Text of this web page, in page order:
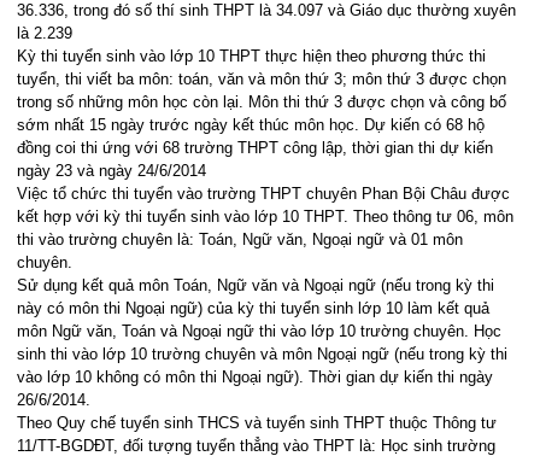
36.336, trong đó số thí sinh THPT là 34.097 và Giáo dục thường xuyên
là 2.239
Kỳ thi tuyển sinh vào lớp 10 THPT thực hiện theo phương thức thi
tuyển, thi viết ba môn: toán, văn và môn thứ 3; môn thứ 3 được chọn
trong số những môn học còn lại. Môn thi thứ 3 được chọn và công bố
sớm nhất 15 ngày trước ngày kết thúc môn học. Dự kiến có 68 hộ
đồng coi thi ứng với 68 trường THPT công lập, thời gian thi dự kiến
ngày 23 và ngày 24/6/2014
Việc tổ chức thi tuyển vào trường THPT chuyên Phan Bội Châu được
kết hợp với kỳ thi tuyển sinh vào lớp 10 THPT. Theo thông tư 06, môn
thi vào trường chuyên là: Toán, Ngữ văn, Ngoại ngữ và 01 môn
chuyên.
Sử dụng kết quả môn Toán, Ngữ văn và Ngoại ngữ (nếu trong kỳ thi
này có môn thi Ngoại ngữ) của kỳ thi tuyển sinh lớp 10 làm kết quả
môn Ngữ văn, Toán và Ngoại ngữ thi vào lớp 10 trường chuyên. Học
sinh thi vào lớp 10 trường chuyên và môn Ngoại ngữ (nếu trong kỳ thi
vào lớp 10 không có môn thi Ngoại ngữ). Thời gian dự kiến thi ngày
26/6/2014.
Theo Quy chế tuyển sinh THCS và tuyển sinh THPT thuộc Thông tư
11/TT-BGDĐT, đối tượng tuyển thẳng vào THPT là: Học sinh trường